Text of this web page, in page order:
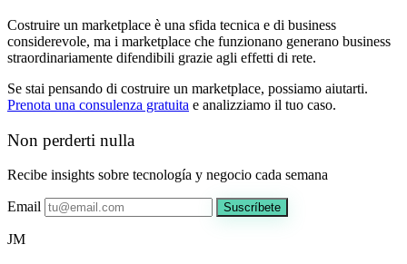
Costruire un marketplace è una sfida tecnica e di business
considerevole, ma i marketplace che funzionano generano business
straordinariamente difendibili grazie agli effetti di rete.
Se stai pensando di costruire un marketplace, possiamo aiutarti.
Prenota una consulenza gratuita e analizziamo il tuo caso.
Non perderti nulla
Recibe insights sobre tecnología y negocio cada semana
Email Suscríbete
JM